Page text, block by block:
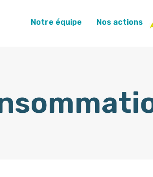
Notre équipe Nos actions